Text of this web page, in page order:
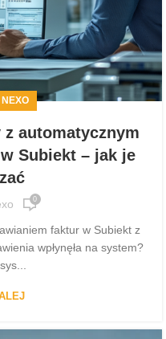
NEXO
automatycznym
Subiekt – jak je
0
faktur w Subiekt z
wpłynęła na system?